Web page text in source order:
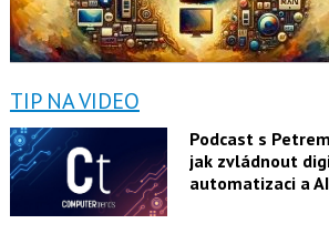
TIP NA VIDEO
Podcast s
jak zvládnout
automatizaci a